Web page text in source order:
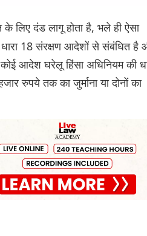
लिए दंड लागू होता है, भले ही ऐसा
धारा 18 संरक्षण आदेशों से संबंधित है
आदेश घरेलू हिंसा अधिनियम की
रुपये तक का जुर्माना या दोनों का